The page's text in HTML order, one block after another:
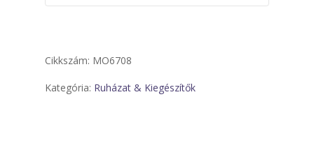
Cikkszám: MO6708
Kategória: Ruházat & Kiegészítők